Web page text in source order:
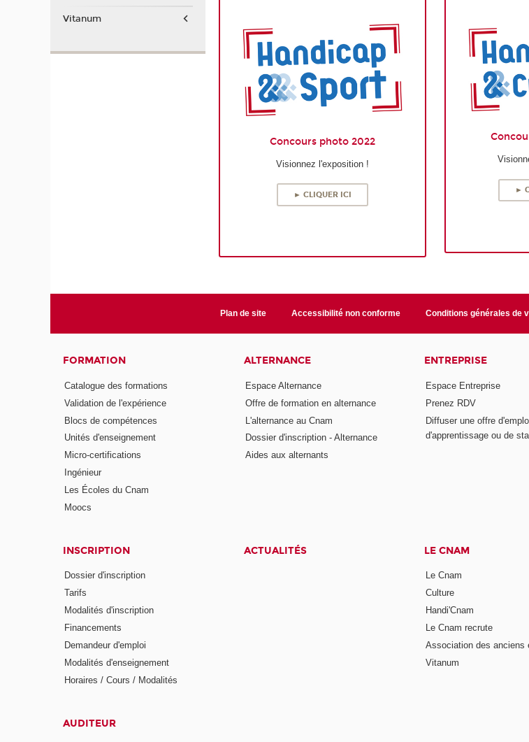
Concours photo 2022
Visionnez l'exposition !
► CLIQUER ICI
►
Vitanum
Plan de site Accessibilité non conforme Conditions générales de
FORMATION
Catalogue des formations
Validation de l'expérience
Blocs de compétences
Unités d'enseignement
Micro-certifications
Ingénieur
Les Écoles du Cnam
Moocs
ALTERNANCE
Espace Alternance
Offre de formation en alternance
L'alternance au Cnam
Dossier d'inscription - Alternance
Aides aux alternants
ENTREPRISE
Espace Entreprise
Prenez RDV
Diffuser une offre
d'apprentissage ou de
INSCRIPTION
Dossier d'inscription
Tarifs
Modalités d'inscription
Financements
Demandeur d'emploi
Modalités d'enseignement
Horaires / Cours / Modalités
ACTUALITÉS LE CNAM
Le Cnam
Culture
Handi'Cnam
Le Cnam recrute
Association des anciens
Vitanum
AUDITEUR